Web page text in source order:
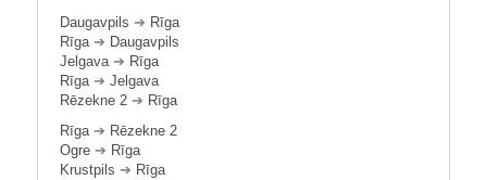
Daugavpils ➔ Rīga
Rīga➔ Daugavpils
Jelgava➔ Rīga
Rīga➔ Jelgava
Rēzekne 2 ➔ Rīga
Rīga➔ Rēzekne 2
Ogre ➔ Rīga
Krustpils ➔ Rīga